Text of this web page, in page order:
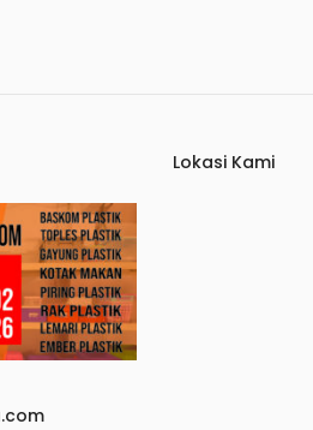
Lokasi Kami